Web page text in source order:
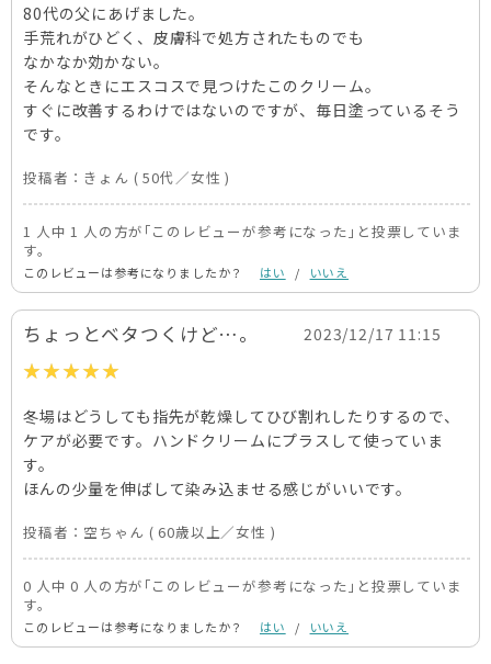
80代の父にあげました。
手荒れがひどく、皮膚科で処方されたものでも
なかなか効かない。
そんなときにエスコスで見つけたこのクリーム。
すぐに改善するわけではないのですが、毎日塗っているそう
です。
投稿者： きょん ( 50代／女性 )
1 人中 1 人の方が｢このレビューが参考になった｣と投票していま
す。
このレビューは参考になりましたか？ はい / いいえ
ちょっとベタつくけど…。 2023/12/17 11:15
冬場はどうしても指先が乾燥してひび割れしたりするので、
ケアが必要です。ハンドクリームにプラスして使っていま
す。
ほんの少量を伸ばして染み込ませる感じがいいです。
投稿者： 空ちゃん ( 60歳以上／女性 )
0 人中 0 人の方が｢このレビューが参考になった｣と投票していま
す。
このレビューは参考になりましたか？ はい / いいえ